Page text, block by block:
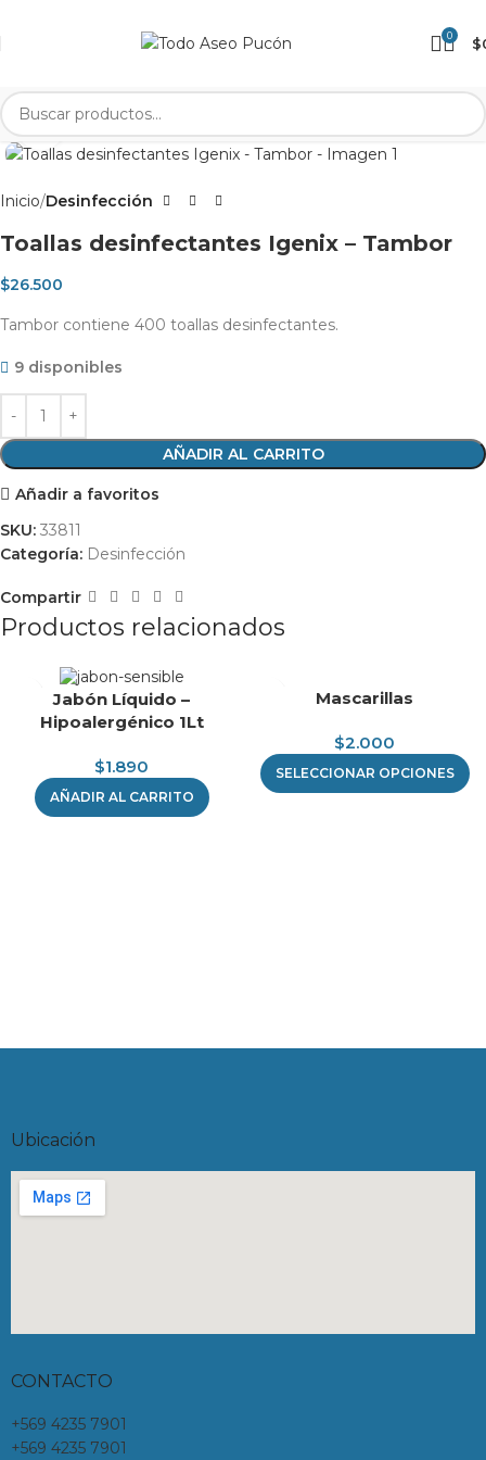
0 $
Clic para agrandar
Inicio Desinfección
Toallas desinfectantes Igenix – Tambor
$26.500
Tambor contiene 400 toallas desinfectantes.
9 disponibles
AÑADIR AL CARRITO
Añadir a favoritos
SKU: 33811
Categoría: Desinfección
Compartir
Productos relacionados
Jabón Líquido –
Hipoalergénico 1Lt
$1.890
AÑADIR AL CARRITO
Mascarillas
$2.000
SELECCIONAR OPCIONES
Ubicación
CONTACTO
+569 4235 7901
+569 4235 7901